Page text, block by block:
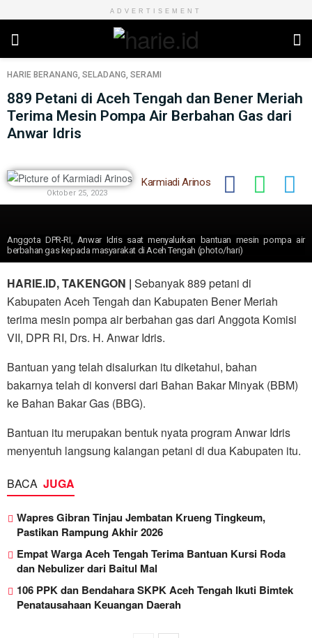
ADVERTISEMENT
HARIE BERANANG, SELADANG, SERAMI
889 Petani di Aceh Tengah dan Bener Meriah
Terima Mesin Pompa Air Berbahan Gas dari
Anwar Idris
Karmiadi Arinos
Oktober 25, 2023
Anggota DPR-RI, Anwar Idris saat menyalurkan bantuan mesin pompa air
berbahan gas kepada masyarakat di Aceh Tengah (photo/hari)
HARIE.ID, TAKENGON | Sebanyak 889 petani di
Kabupaten Aceh Tengah dan Kabupaten Bener Meriah
terima mesin pompa air berbahan gas dari Anggota Komisi
VII, DPR RI, Drs. H. Anwar Idris.
Bantuan yang telah disalurkan itu diketahui, bahan
bakarnya telah di konversi dari Bahan Bakar Minyak (BBM)
ke Bahan Bakar Gas (BBG).
Bantuan itu merupakan bentuk nyata program Anwar Idris
menyentuh langsung kalangan petani di dua Kabupaten itu.
BACA JUGA
Wapres Gibran Tinjau Jembatan Krueng Tingkeum,
Pastikan Rampung Akhir 2026
Empat Warga Aceh Tengah Terima Bantuan Kursi Roda
dan Nebulizer dari Baitul Mal
106 PPK dan Bendahara SKPK Aceh Tengah Ikuti Bimtek
Penatausahaan Keuangan Daerah